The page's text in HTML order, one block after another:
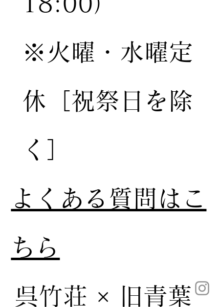
※火曜・水曜定
休［祝祭日を除
く］
呉竹荘 × 旧青葉
​よくある質問はこ
ちら